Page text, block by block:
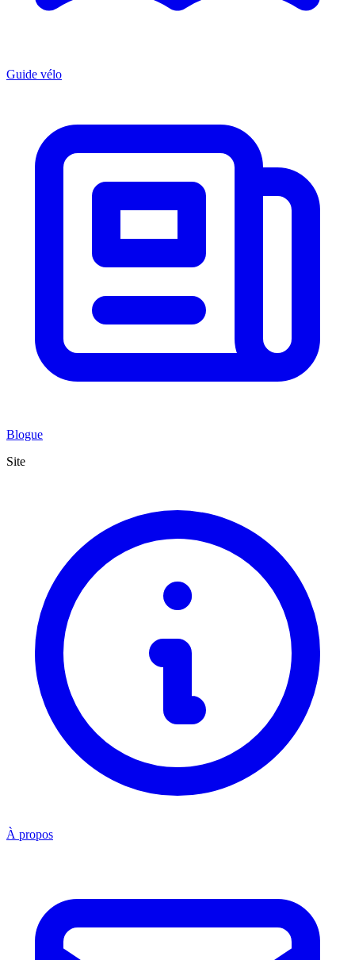
Guide vélo
Blogue
Site
À propos